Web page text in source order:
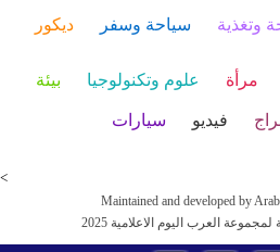
وتغذية سياحة وسفر ديكور
مرأة علوم وتكنولوجيا بيئة
فيديو سيارات
<
Maintained and developed by